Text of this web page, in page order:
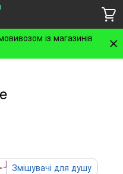
із магазинів
Змішувачі для душу